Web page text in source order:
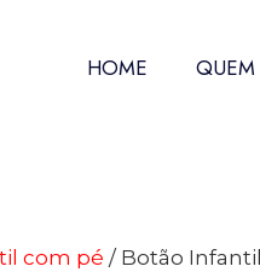
HOME
com pé / Botão